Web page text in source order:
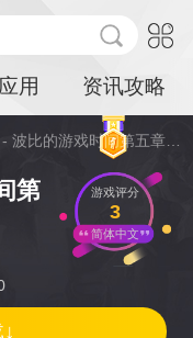
用 资讯攻略
- 波比的游戏时间第五章手机版详情
第
游戏评分
3
简体中文